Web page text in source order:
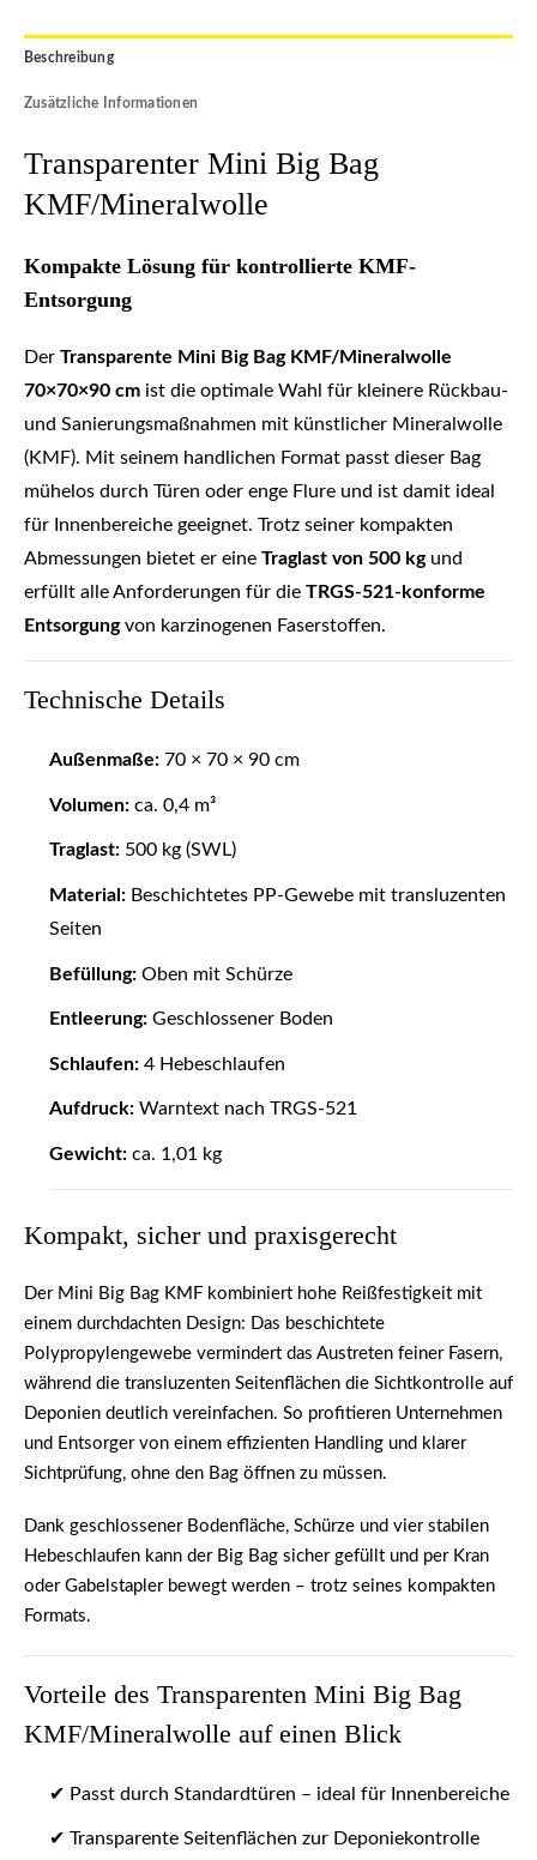
Beschreibung
Zusätzliche Informationen
Transparenter Mini Big Bag
KMF/Mineralwolle
Kompakte Lösung für kontrollierte KMF-
Entsorgung
Der Transparente Mini Big Bag KMF/Mineralwolle
70×70×90 cm ist die optimale Wahl für kleinere Rückbau-
und Sanierungsmaßnahmen mit künstlicher Mineralwolle
(KMF). Mit seinem handlichen Format passt dieser Bag
mühelos durch Türen oder enge Flure und ist damit ideal
für Innenbereiche geeignet. Trotz seiner kompakten
Abmessungen bietet er eine Traglast von 500 kgund
erfüllt alle Anforderungen für die TRGS-521-konforme
Entsorgungvon karzinogenen Faserstoffen.
Technische Details
Außenmaße:70 × 70 × 90 cm
Volumen:ca. 0,4 m³
Traglast:500 kg (SWL)
Material:Beschichtetes PP-Gewebe mit transluzenten
Seiten
Befüllung:Oben mit Schürze
Entleerung:Geschlossener Boden
Schlaufen:4 Hebeschlaufen
Aufdruck:Warntext nach TRGS-521
Gewicht:ca. 1,01 kg
Kompakt, sicher und praxisgerecht
Der Mini Big Bag KMF kombiniert hohe Reißfestigkeit mit
einem durchdachten Design: Das beschichtete
Polypropylengewebe vermindert das Austreten feiner Fasern,
während die transluzenten Seitenflächen die Sichtkontrolle auf
Deponien deutlich vereinfachen. So profitieren Unternehmen
und Entsorger von einem effizienten Handling und klarer
Sichtprüfung, ohne den Bag öffnen zu müssen.
Dank geschlossener Bodenfläche, Schürze und vier stabilen
Hebeschlaufen kann der Big Bag sicher gefüllt und per Kran
oder Gabelstapler bewegt werden – trotz seines kompakten
Formats.
Vorteile des Transparenten Mini Big Bag
KMF/Mineralwolle auf einen Blick
✔ Passt durch Standardtüren – ideal für Innenbereiche
✔ Transparente Seitenflächen zur Deponiekontrolle